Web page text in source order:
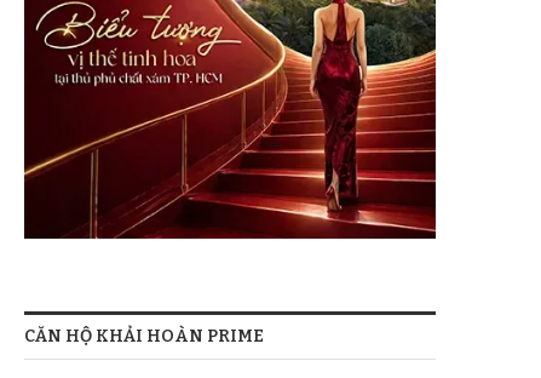
CĂN HỘ KHẢI HOÀN PRIME